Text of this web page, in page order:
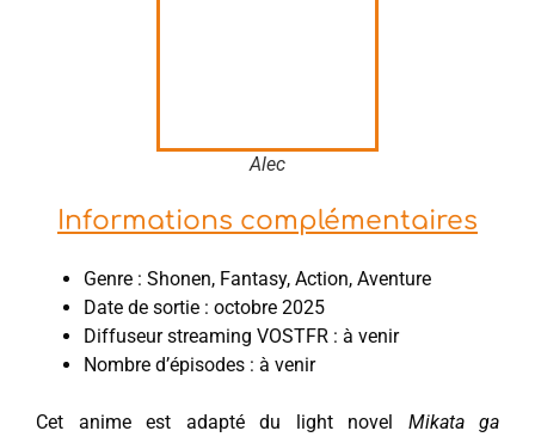
Alec
Informations complémentaires
Genre : Shonen, Fantasy, Action, Aventure
Date de sortie : octobre 2025
Diffuseur streaming VOSTFR : à venir
Nombre d’épisodes : à venir
Cet anime est adapté du light novel Mikata ga